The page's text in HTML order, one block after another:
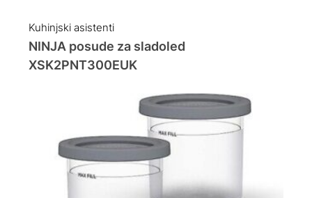
Kuhinjski asistenti
NINJA posude za sladoled
XSK2PNT300EUK